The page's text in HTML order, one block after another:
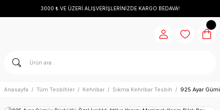
3000 ₺ VE ÜZERİ ALIŞVERİŞLERİNİZDE KARGO BEDAVA!
Anasayfa Tüm Tesbihler Kehribar Sıkma Kehribar Tesbih 925 Ayar